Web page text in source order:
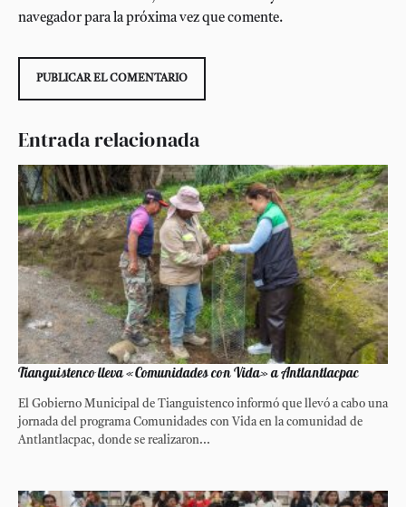
navegador para la próxima vez que comente.
Entrada relacionada
Tianguistenco lleva «Comunidades con Vida» a Antlantlacpac
El Gobierno Municipal de Tianguistenco informó que llevó a cabo una
jornada del programa Comunidades con Vida en la comunidad de
Antlantlacpac, donde se realizaron...